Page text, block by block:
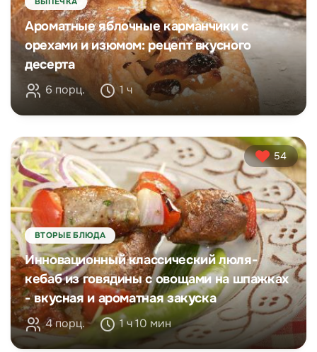
Ароматные яблочные карманчики с
орехами и изюмом: рецепт вкусного
десерта
6 порц. 1 ч
54
ВТОРЫЕ БЛЮДА
Инновационный классический люля-
кебаб из говядины с овощами на шпажках
- вкусная и ароматная закуска
4 порц. 1 ч 10 мин